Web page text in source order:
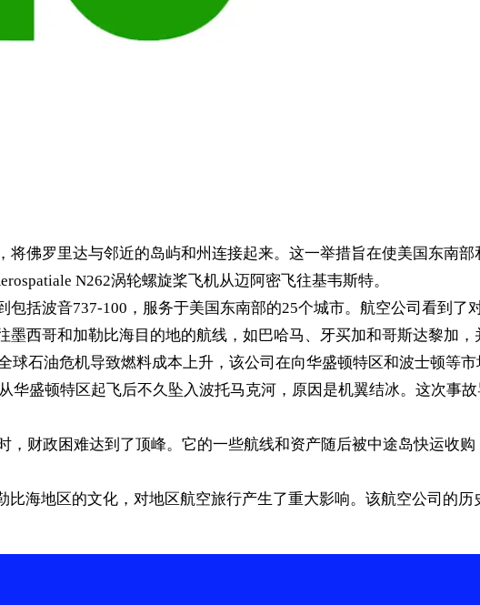
将佛罗里达与邻近的岛屿和州连接起来。这一举措旨在使美国东南
N262涡轮螺旋桨飞机从迈阿密飞往基韦斯特。
括波音737-100，服务于美国东南部的25个城市。航空公司看到了
西哥和加勒比海目的地的航线，如巴哈马、牙买加和哥斯达黎加，
石油危机导致燃料成本上升，该公司在向华盛顿特区和波士顿等市
华盛顿特区起飞后不久坠入波托马克河，原因是机翼结冰。这次事
，财政困难达到了顶峰。它的一些航线和资产随后被中途岛快运收
海地区的文化，对地区航空旅行产生了重大影响。该航空公司的